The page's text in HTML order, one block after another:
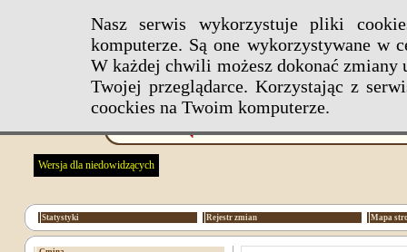
Nasz serwis wykorzystuje pliki
komputerze. Są one wykorzystywane w
W każdej chwili możesz dokonać
Twojej przeglądarce. Korzystając z
coockies na Twoim komputerze.
Wersja dla niedowidzących
Statystyki Rejestr zmian Mapa